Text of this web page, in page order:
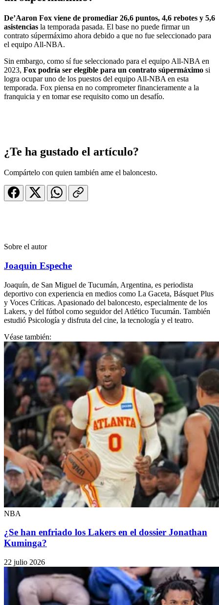
De’Aaron Fox viene de promediar 26,6 puntos, 4,6 rebotes y 5,6
asistencias la temporada pasada. El base no puede firmar un
contrato súpermáximo ahora debido a que no fue seleccionado para
el equipo All-NBA.
Sin embargo, como sí fue seleccionado para el equipo All-NBA en
2023, Fox podría ser elegible para un contrato súpermáximo si
logra ocupar uno de los puestos del equipo All-NBA en esta
temporada. Fox piensa en no comprometer financieramente a la
franquicia y en tomar ese requisito como un desafío.
¿Te ha gustado el artículo?
Compártelo con quien también ame el baloncesto.
Sobre el autor
Joaquin Espeche
Joaquín, de San Miguel de Tucumán, Argentina, es periodista
deportivo con experiencia en medios como La Gaceta, Básquet Plus
y Voces Críticas. Apasionado del baloncesto, especialmente de los
Lakers, y del fútbol como seguidor del Atlético Tucumán. También
estudió Psicología y disfruta del cine, la tecnología y el teatro.
Véase también:
NBA
¿Se han enfriado los Lakers en el dossier Jonathan
Kuminga?
22 julio 2026